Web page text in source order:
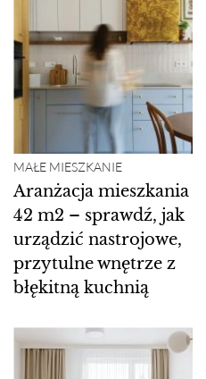
MAŁE MIESZKANIE
Aranżacja mieszkania
42 m2 – sprawdź, jak
urządzić nastrojowe,
przytulne wnętrze z
błękitną kuchnią